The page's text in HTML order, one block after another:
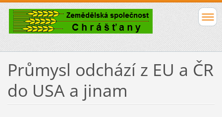
Průmysl odchází z EU a ČR
do USA a jinam